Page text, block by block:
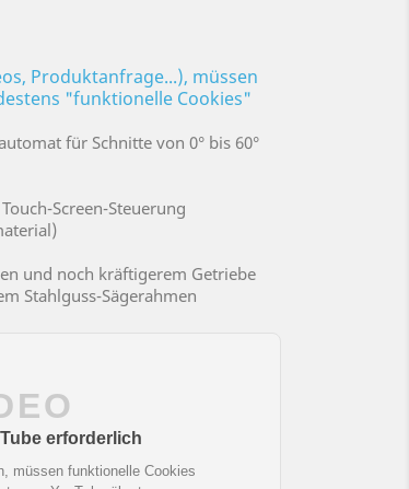
Produktanfrage...), müssen
"funktionelle Cookies"
für Schnitte von 0° bis 60°
Screen-Steuerung
und noch kräftigerem Getriebe
Stahlguss-Sägerahmen
erforderlich
müssen funktionelle Cookies